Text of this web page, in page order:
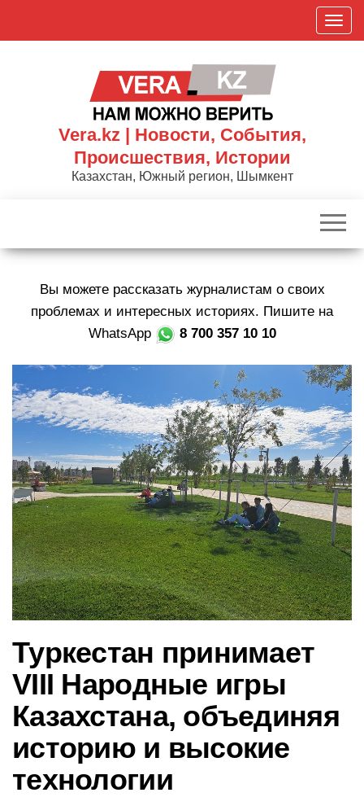
П
о
к
р
в
и
г
а
ц
и
ю
Vera.kz | Новости, События,
Происшествия, Истории
Казахстан, Южный регион, Шымкент
Вы можете рассказать журналистам о своих
проблемах и интересных историях. Пишите на
WhatsApp
8 700 357 10 10
Туркестан принимает
VIII Народные игры
Казахстана, объединяя
историю и высокие
технологии